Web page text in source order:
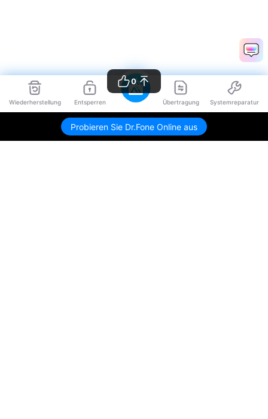
Wiederherstellung Entsperren Übertragung Systemreparatur
Probieren Sie Dr.Fone Online aus
0